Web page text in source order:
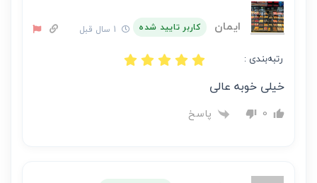
ایمان کاربر تایید شده
رتبه‌بندی :
خیلی خوبه عالی
0 پاسخ